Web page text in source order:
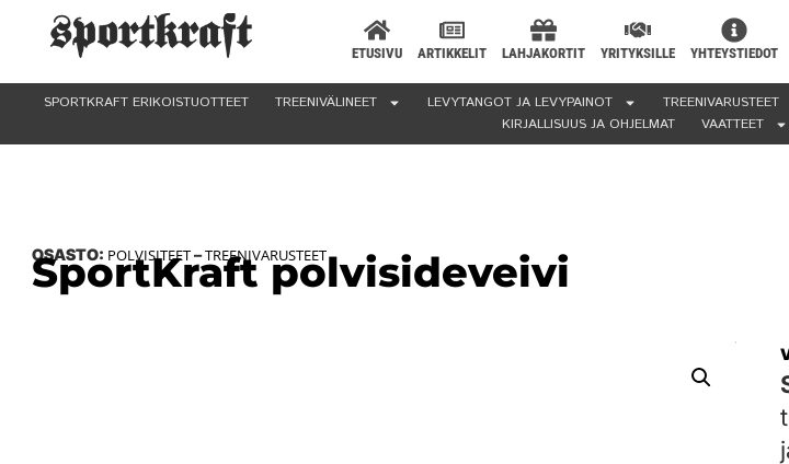
ETUSIVU ARTIKKELIT LAHJAKORTIT YRITYKSILLE YHTEYSTIEDOT
SPORTKRAFT ERIKOISTUOTTEET TREENIVÄLINEET LEVYTANGOT JA LEVYPAINOT TREENIVARUSTEET
KIRJALLISUUS JA OHJELMAT
VAATTEET
OSASTO: POLVISITEET–TREENIVARUSTEET
SportKraft polvisideveivi